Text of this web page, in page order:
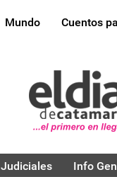
Mundo Cuentos
Info